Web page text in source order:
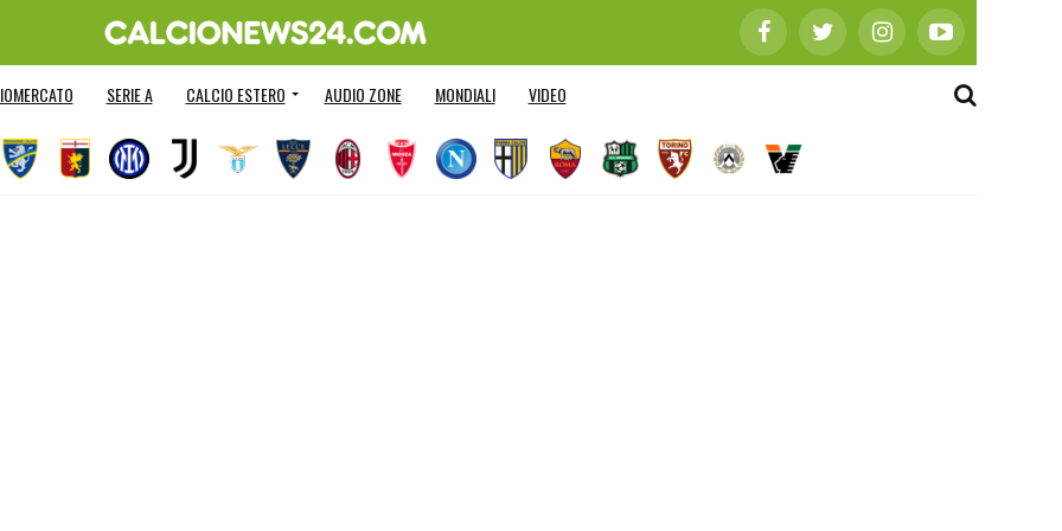
SERIE A CALCIO ESTERO AUDIO ZONE MONDIALI VIDEO